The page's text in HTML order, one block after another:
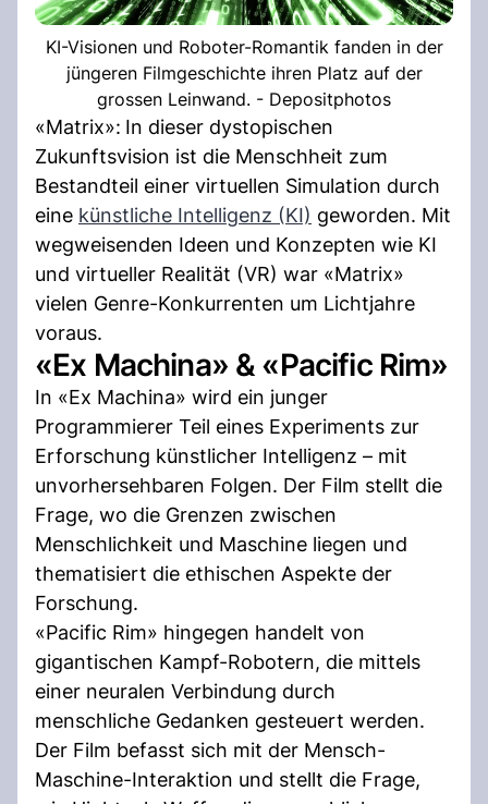
KI-Visionen und Roboter-Romantik fanden in der
jüngeren Filmgeschichte ihren Platz auf der
grossen Leinwand. - Depositphotos
«Matrix»: In dieser dystopischen
Zukunftsvision ist die Menschheit zum
Bestandteil einer virtuellen Simulation durch
eine künstliche Intelligenz (KI) geworden. Mit
wegweisenden Ideen und Konzepten wie KI
und virtueller Realität (VR) war «Matrix»
vielen Genre-Konkurrenten um Lichtjahre
voraus.
«Ex Machina» & «Pacific Rim»
In «Ex Machina» wird ein junger
Programmierer Teil eines Experiments zur
Erforschung künstlicher Intelligenz – mit
unvorhersehbaren Folgen. Der Film stellt die
Frage, wo die Grenzen zwischen
Menschlichkeit und Maschine liegen und
thematisiert die ethischen Aspekte der
Forschung.
«Pacific Rim» hingegen handelt von
gigantischen Kampf-Robotern, die mittels
einer neuralen Verbindung durch
menschliche Gedanken gesteuert werden.
Der Film befasst sich mit der Mensch-
Maschine-Interaktion und stellt die Frage,